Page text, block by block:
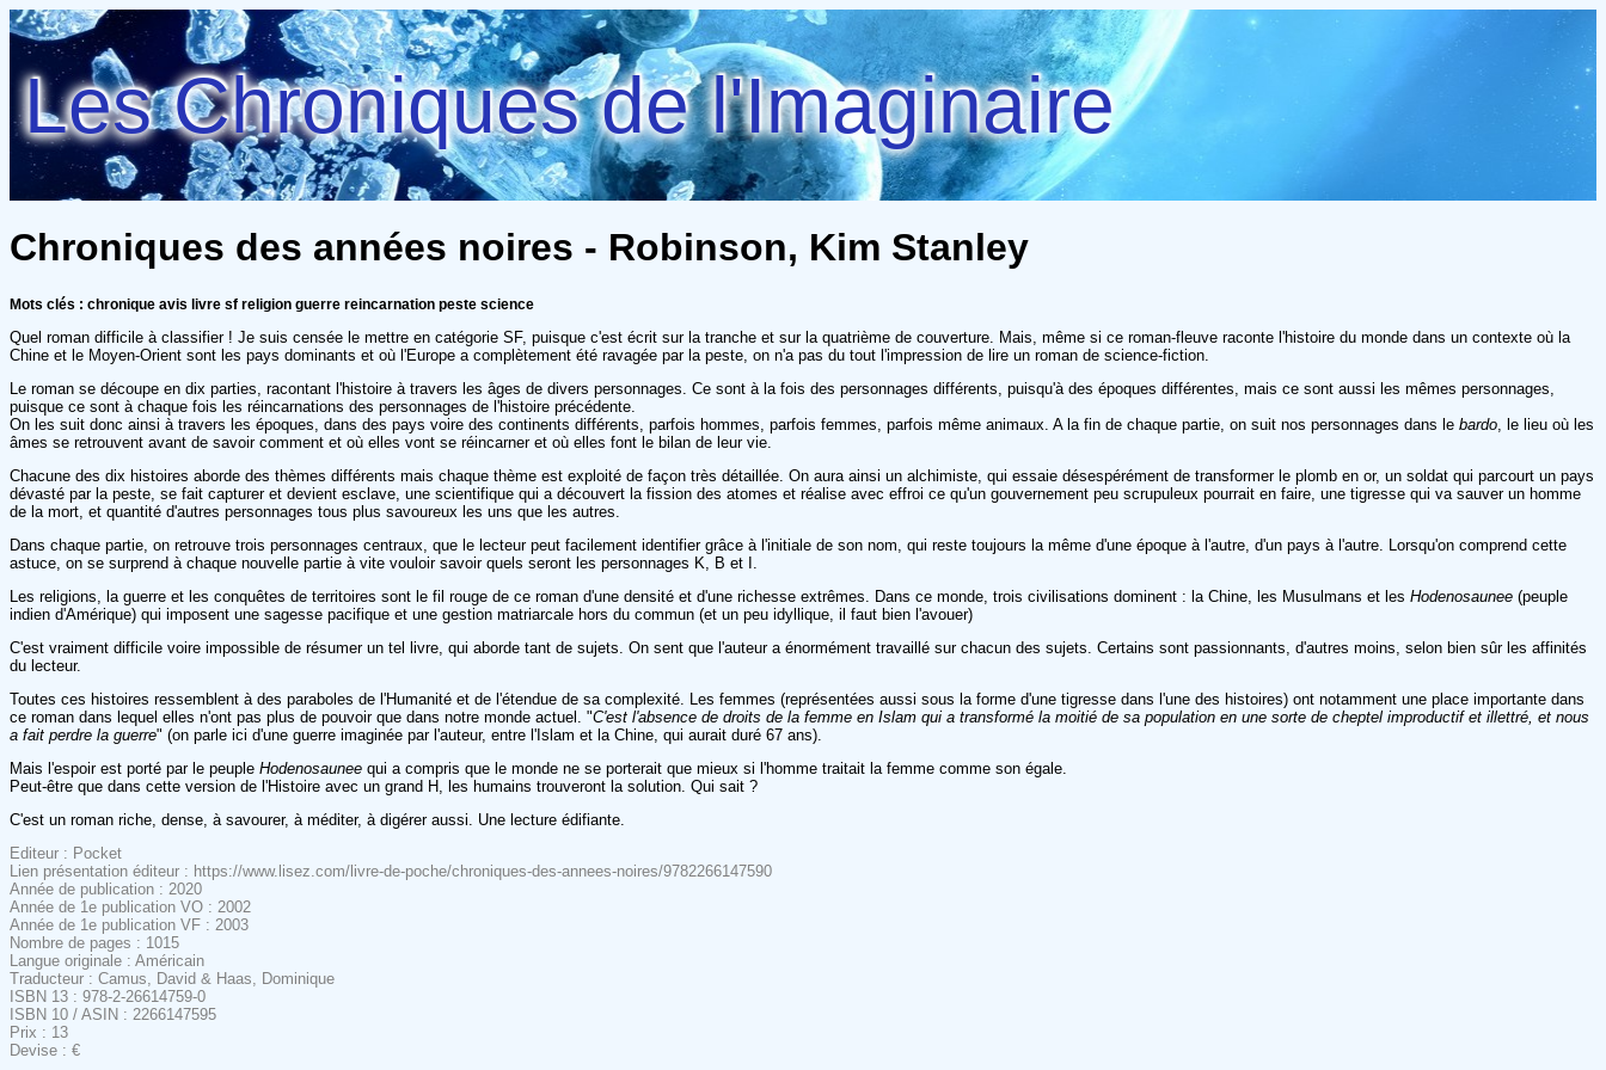
Les Chroniques de l'Imaginaire
Chroniques des années noires - Robinson, Kim Stanley
Mots clés : chronique avis livre sf religion guerre reincarnation peste science
Quel roman difficile à classifier ! Je suis censée le mettre en catégorie SF, puisque c'est écrit sur la tranche et sur la quatrième de couverture. Mais, même si ce roman-fleuve raconte l'histoire du monde dans un contexte où la
Chine et le Moyen-Orient sont les pays dominants et où l'Europe a complètement été ravagée par la peste, on n'a pas du tout l'impression de lire un roman de science-fiction.
Le roman se découpe en dix parties, racontant l'histoire à travers les âges de divers personnages. Ce sont à la fois des personnages différents, puisqu'à des époques différentes, mais ce sont aussi les mêmes personnages,
puisque ce sont à chaque fois les réincarnations des personnages de l'histoire précédente.
On les suit donc ainsi à travers les époques, dans des pays voire des continents différents, parfois hommes, parfois femmes, parfois même animaux. A la fin de chaque partie, on suit nos personnages dans le bardo , le lieu où les
âmes se retrouvent avant de savoir comment et où elles vont se réincarner et où elles font le bilan de leur vie.
Chacune des dix histoires aborde des thèmes différents mais chaque thème est exploité de façon très détaillée. On aura ainsi un alchimiste, qui essaie désespérément de transformer le plomb en or, un soldat qui parcourt un pays
dévasté par la peste, se fait capturer et devient esclave, une scientifique qui a découvert la fission des atomes et réalise avec effroi ce qu'un gouvernement peu scrupuleux pourrait en faire, une tigresse qui va sauver un homme
de la mort, et quantité d'autres personnages tous plus savoureux les uns que les autres.
Dans chaque partie, on retrouve trois personnages centraux, que le lecteur peut facilement identifier grâce à l'initiale de son nom, qui reste toujours la même d'une époque à l'autre, d'un pays à l'autre. Lorsqu'on comprend cette
astuce, on se surprend à chaque nouvelle partie à vite vouloir savoir quels seront les personnages K, B et I.
Les religions, la guerre et les conquêtes de territoires sont le fil rouge de ce roman d'une densité et d'une richesse extrêmes. Dans ce monde, trois civilisations dominent : la Chine, les Musulmans et les Hodenosaunee (peuple
indien d'Amérique) qui imposent une sagesse pacifique et une gestion matriarcale hors du commun (et un peu idyllique, il faut bien l'avouer)
C'est vraiment difficile voire impossible de résumer un tel livre, qui aborde tant de sujets. On sent que l'auteur a énormément travaillé sur chacun des sujets. Certains sont passionnants, d'autres moins, selon bien sûr les affinités
du lecteur.
Toutes ces histoires ressemblent à des paraboles de l'Humanité et de l'étendue de sa complexité. Les femmes (représentées aussi sous la forme d'une tigresse dans l'une des histoires) ont notamment une place importante dans
ce roman dans lequel elles n'ont pas plus de pouvoir que dans notre monde actuel. "C'est l'absence de droits de la femme en Islam qui a transformé la moitié de sa population en une sorte de cheptel improductif et illettré, et nous
a fait perdre la guerre" (on parle ici d'une guerre imaginée par l'auteur, entre l'Islam et la Chine, qui aurait duré 67 ans).
Mais l'espoir est porté par le peuple Hodenosaunee qui a compris que le monde ne se porterait que mieux si l'homme traitait la femme comme son égale.
Peut-être que dans cette version de l'Histoire avec un grand H, les humains trouveront la solution. Qui sait ?
C'est un roman riche, dense, à savourer, à méditer, à digérer aussi. Une lecture édifiante.
Editeur : Pocket
Lien présentation éditeur : https://www.lisez.com/livre-de-poche/chroniques-des-annees-noires/9782266147590
Année de publication : 2020
Année de 1e publication VO : 2002
Année de 1e publication VF : 2003
Nombre de pages : 1015
Langue originale : Américain
Traducteur : Camus, David & Haas, Dominique
ISBN 13 : 978-2-26614759-0
ISBN 10 / ASIN : 2266147595
Prix : 13
Devise : €